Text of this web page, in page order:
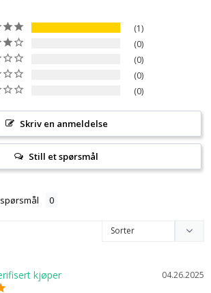
1
0
0
0
0
Skriv en anmeldelse
Still et spørsmål
spørsmål
04.26.2025